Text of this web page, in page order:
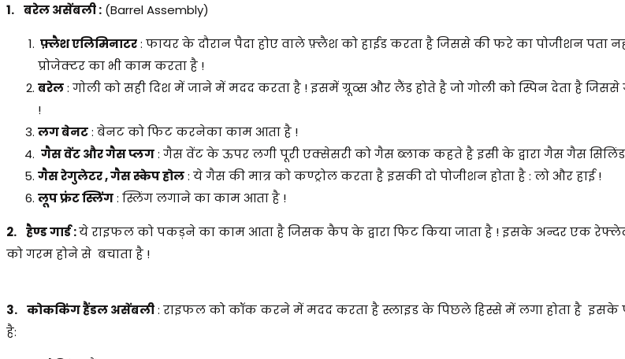
1. बरेल असेंबली : (Barrel Assembly)
फ़्लैश एलिमिनाटर: फायर के दौरान पैदा होए वाले फ़्लैश को हाईड करता है जिससे की फरे का पोजीशन पता
प्रोजेक्टर का भी काम करता है !
बरेल: गोली को सही दिश में जाने में मदद करता है ! इसमें ग्रूव्स और लैंड होते है जो गोली को स्पिन देता है जिससे
!
लग बेनट: बेनट को फिट करनेका काम आता है !
गैस वेंट और गैस प्लग: गैस वेंट के ऊपर लगी पूरी एक्सेसरी को गैस ब्लाक कहते है इसी के द्वारा गैस गैस
गैस रेगुलेटर , गैस स्केप होल: ये गैस की मात्र को कण्ट्रोल करता है इसकी दो पोजीशन होता है : लो और हाई !
लूप फ्रंट स्लिंग: स्लिंग लगाने का काम आता है !
2. हैण्ड गार्ड :ये राइफल को पकड़ने का काम आता है जिसक कैप के द्वारा फिट किया जाता है ! इसके अन्दर एक
को गरम होने से बचाता है !
3. कोककिंग हैंडल असेंबली: राइफल को कॉक करने में मदद करता है स्लाइड के पिछले हिस्से में लगा होता है इसके
है: